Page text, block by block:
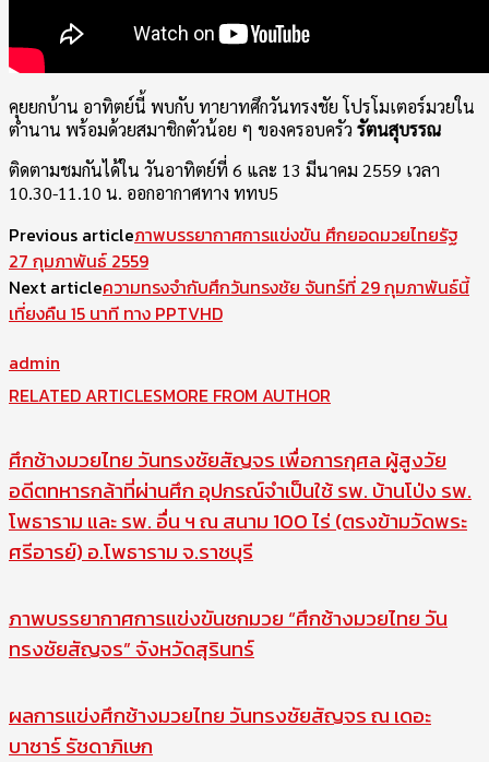
คุยยกบ้าน อาทิตย์นี้ พบกับ ทายาทศึกวันทรงชัย โปรโมเตอร์มวยใน
ตำนาน พร้อมด้วยสมาชิกตัวน้อย ๆ ของครอบครัว รัตนสุบรรณ
ติดตามชมกันได้ใน วันอาทิตย์ที่ 6 และ 13 มีนาคม 2559 เวลา
10.30-11.10 น. ออกอากาศทาง ททบ5
Previous articleภาพบรรยากาศการแข่งขัน ศึกยอดมวยไทยรัฐ
27 กุมภาพันธ์ 2559
Next articleความทรงจำกับศึกวันทรงชัย จันทร์ที่ 29 กุมภาพันธ์นี้
เที่ยงคืน 15 นาที ทาง PPTVHD
admin
RELATED ARTICLESMORE FROM AUTHOR
ศึกช้างมวยไทย วันทรงชัยสัญจร เพื่อการกุศล ผู้สูงวัย
อดีตทหารกล้าที่ผ่านศึก อุปกรณ์จำเป็นใช้ รพ. บ้านโป่ง รพ.
โพธาราม และ รพ. อื่น ฯ ณ สนาม 100 ไร่ (ตรงข้ามวัดพระ
ศรีอารย์) อ.โพธาราม จ.ราชบุรี
ภาพบรรยากาศการแข่งขันชกมวย “ศึกช้างมวยไทย วัน
ทรงชัยสัญจร” จังหวัดสุรินทร์
ผลการแข่งศึกช้างมวยไทย วันทรงชัยสัญจร ณ เดอะ
บาซาร์ รัชดาภิเษก